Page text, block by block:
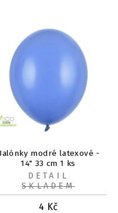
modré latexové -
14" 33 cm 1 ks
4 Kč
DETAIL
SKLADEM